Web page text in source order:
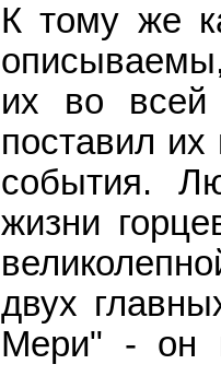
К тому же
их во всей
поставил
события.
жизни
двух
Мери" - он